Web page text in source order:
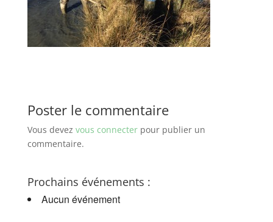
Poster le commentaire
Vous devez vous connecterpour publier un
commentaire.
Prochains événements :
Aucun événement